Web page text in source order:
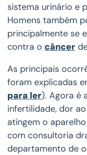
sistema urinário e
Homens também
principalmente se
contra o câncer
As principais
foram explicadas
para ler). Agora é
infertilidade, dor
atingem o
com consultoria
departamento de